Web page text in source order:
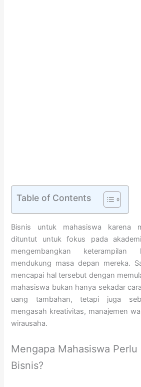
Table of Contents
Bisnis untuk mahasiswa karena
dituntut untuk fokus pada
mengembangkan
mendukung masa depan mereka.
mencapai hal tersebut dengan
mahasiswa bukan hanya sekadar
uang tambahan, tetapi juga
mengasah kreativitas, manajemen
wirausaha.
Mengapa Mahasiswa Perlu
Bisnis?